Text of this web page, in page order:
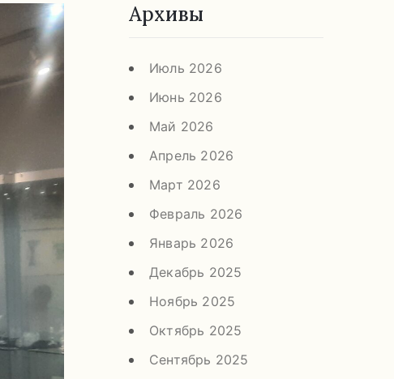
Архивы
Июль 2026
Июнь 2026
Май 2026
Апрель 2026
Март 2026
Февраль 2026
Январь 2026
Декабрь 2025
Ноябрь 2025
Октябрь 2025
Сентябрь 2025